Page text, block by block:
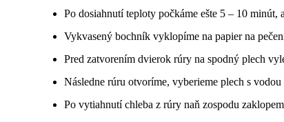
Po dosiahnutí teploty počkáme ešte 5 – 10
Vykvasený bochník vyklopíme na papier na
Pred zatvorením dvierok rúry na spodný plech
Následne rúru otvoríme, vyberieme plech s
Po vytiahnutí chleba z rúry naň zospodu